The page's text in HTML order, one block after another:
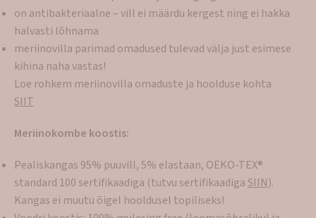
on antibakteriaalne – vill ei määrdu kergest ning ei hakka
halvasti lõhnama
meriinovilla parimad omadused tulevad välja just esimese
kihina naha vastas!
Loe rohkem meriinovilla omaduste ja hoolduse kohta
SIIT
Meriinokombe koostis:
Pealiskangas 95% puuvill, 5% elastaan, OEKO-TEX®
standard 100 sertifikaadiga (tutvu sertifikaadigaSIIN).
Kangas ei muutu õigel hooldusel topiliseks!